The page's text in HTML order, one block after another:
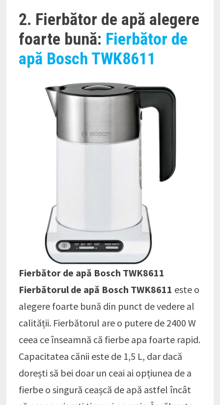
2. Fierbător de apă alegere
foarte bună: Fierbător de
apă Bosch TWK8611
Fierbător de apă Bosch TWK8611
Fierbătorul de apă Bosch TWK8611 este o
alegere foarte bună din punct de vedere al
calității. Fierbătorul are o putere de 2400 W
ceea ce înseamnă că fierbe apa foarte rapid.
Capacitatea cănii este de 1,5 L, dar dacă
dorești să bei doar un ceai ai opțiunea de a
fierbe o singură ceașcă de apă astfel încât